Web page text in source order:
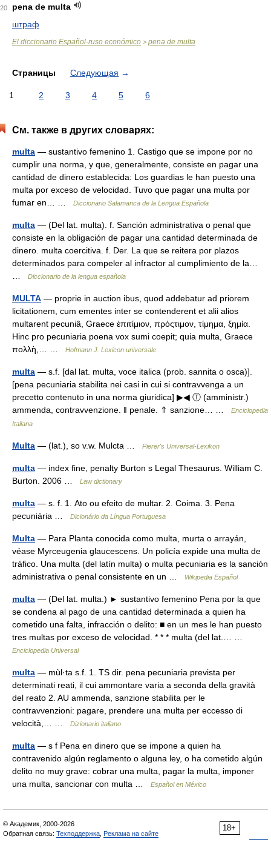
20
pena de multa
штраф
El diccionario Español-ruso económico > pena de multa
Страницы Следующая →
1 2 3 4 5 6
См. также в других словарях:
multa — sustantivo femenino 1. Castigo que se impone por no
cumplir una norma, y que, generalmente, consiste en pagar una
cantidad de dinero establecida: Los guardias le han puesto una
multa por exceso de velocidad. Tuvo que pagar una multa por
fumar en… …
Diccionario Salamanca de la Lengua Española
multa — (Del lat. multa). f. Sanción administrativa o penal que
consiste en la obligación de pagar una cantidad determinada de
dinero. multa coercitiva. f. Der. La que se reitera por plazos
determinados para compeler al infractor al cumplimiento de la…
Diccionario de la lengua española
MULTA — proprie in auction ibus, quod addebatur ad priorem
licitationem, cum ementes inter se contenderent et alii alios
multarent pecuniâ, Graece ἐπιτίμιον, πρόςτιμον, τίμημα, ξημία.
Hinc pro pecuniaria poena vox sumi coepit; quia multa, Graece
πολλὴ,… …
Hofmann J. Lexicon universale
multa — s.f. [dal lat. multa, voce italica (prob. sannita o osca)].
[pena pecuniaria stabilita nei casi in cui si contravvenga a un
precetto contenuto in una norma giuridica] ▶◀ Ⓣ (amministr.)
ammenda, contravvenzione. ‖ penale. ⇑ sanzione… …
Enciclopedia
Italiana
Multa — (lat.), so v.w. Mulcta … Pierer's Universal-Lexikon
multa — index fine, penalty Burton s Legal Thesaurus. William C.
Burton. 2006 …
Law dictionary
multa — s. f. 1. Ato ou efeito de multar. 2. Coima. 3. Pena
pecuniária …
Dicionário da Língua Portuguesa
Multa — Para Planta conocida como multa, murta o arrayán,
véase Myrceugenia glaucescens. Un policía expide una multa de
tráfico. Una multa (del latín multa) o multa pecuniaria es la sanción
administrativa o penal consistente en un …
Wikipedia Español
multa — (Del lat. multa.) ► sustantivo femenino Pena por la que
se condena al pago de una cantidad determinada a quien ha
cometido una falta, infracción o delito: ■ en un mes le han puesto
tres multas por exceso de velocidad. * * * multa (del lat.… …
Enciclopedia Universal
multa — mùl·ta s.f. 1. TS dir. pena pecuniaria prevista per
determinati reati, il cui ammontare varia a seconda della gravità
del reato 2. AU ammenda, sanzione stabilita per le
contravvenzioni: pagare, prendere una multa per eccesso di
velocità,… …
Dizionario italiano
multa — s f Pena en dinero que se impone a quien ha
contravenido algún reglamento o alguna ley, o ha cometido algún
delito no muy grave: cobrar una multa, pagar la multa, imponer
una multa, sancionar con multa …
Español en México
18+
© Академик, 2000-2026
Обратная связь: Техподдержка Реклама на сайте